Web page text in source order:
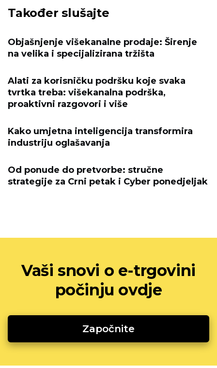
Također slušajte
Objašnjenje višekanalne prodaje: Širenje
na velika i specijalizirana tržišta
Alati za korisničku podršku koje svaka
tvrtka treba: višekanalna podrška,
proaktivni razgovori i više
Kako umjetna inteligencija transformira
industriju oglašavanja
Od ponude do pretvorbe: stručne
strategije za Crni petak i Cyber ​​ponedjeljak
Vaši snovi o e-trgovini
počinju ovdje
Započnite